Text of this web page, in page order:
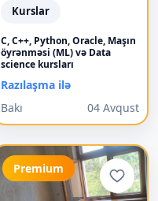
Kurslar
C, C++, Python, Oracle, Maşın
öyrənməsi (ML) və Data
science kursları
Razılaşma ilə
Bakı
04 Avqust
Premium